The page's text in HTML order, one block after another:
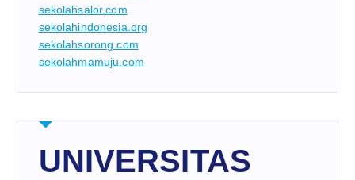
sekolahsalor.com
sekolahindonesia.org
sekolahsorong.com
sekolahmamuju.com
UNIVERSITAS